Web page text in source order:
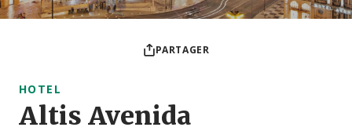
PARTAGER
HOTEL
Altis Avenida